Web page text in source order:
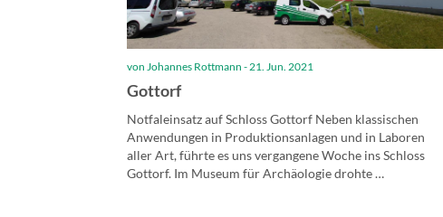
von Johannes Rottmann - 21. Jun. 2021
Gottorf
Notfaleinsatz auf Schloss Gottorf Neben klassischen
Anwendungen in Produktionsanlagen und in Laboren
aller Art, führte es uns vergangene Woche ins Schloss
Gottorf. Im Museum für Archäologie drohte …